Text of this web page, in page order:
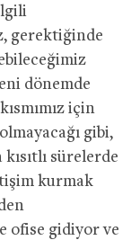
gerektiğinde
dönemde
için
gibi,
sürelerde
kurmak
ofise gidiyor ve